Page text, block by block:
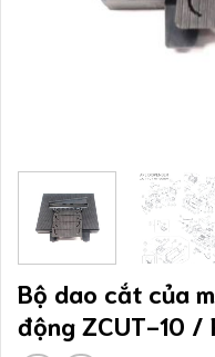
Bộ dao cắt của
động ZCUT-10